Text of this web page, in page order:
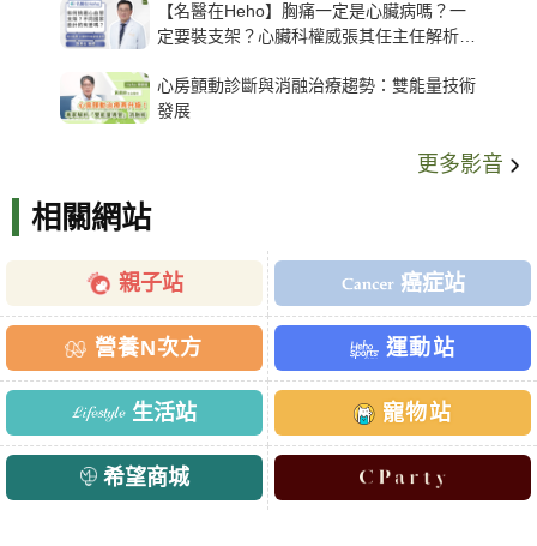
【名醫在Heho】胸痛一定是心臟病嗎？一
定要裝支架？心臟科權威張其任主任解析支
心房顫動診斷與消融治療趨勢：雙能量技術
發展
更多影音
相關網站
親子站 癌症站
營養N次方 運動站
生活站 寵物站
希望商城